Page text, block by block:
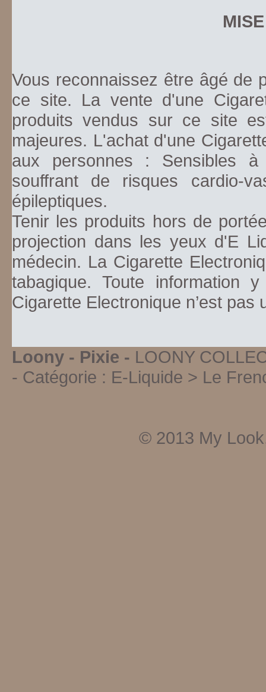
Vous reconnaissez être âgé de
ce site. La vente d'une
produits vendus sur ce site
majeures. L'achat d'une
aux personnes : Sensibles
souffrant de risques cardio-
épileptiques.
Tenir les produits hors de
projection dans les yeux d'E
médecin. La Cigarette
tabagique. Toute information
Cigarette Electronique n’est pas
Loony - Pixie - LOONY
- Catégorie : E-Liquide > Le
© 2013 My Look